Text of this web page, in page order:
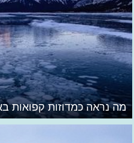
מה נראה כמדוזות קפואות